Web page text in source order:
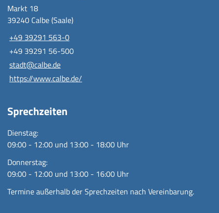
Markt 18
39240 Calbe (Saale)
+49 39291 563-0
+49 39291 56-500
stadt@calbe.de
https://www.calbe.de/
Sprechzeiten
Dienstag:
09:00 - 12:00 und 13:00 - 18:00 Uhr
Donnerstag:
09:00 - 12:00 und 13:00 - 16:00 Uhr
Termine außerhalb der Sprechzeiten nach Vereinbarung.